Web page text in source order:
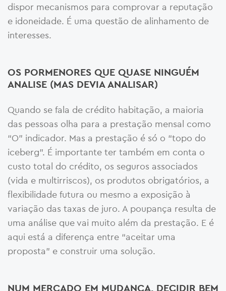
dispor mecanismos para comprovar a reputação
e idoneidade. É uma questão de alinhamento de
interesses.
OS PORMENORES QUE QUASE NINGUÉM
ANALISE (MAS DEVIA ANALISAR)
Quando se fala de crédito habitação, a maioria
das pessoas olha para a prestação mensal como
“O” indicador. Mas a prestação é só o “topo do
iceberg”. É importante ter também em conta o
custo total do crédito, os seguros associados
(vida e multirriscos), os produtos obrigatórios, a
flexibilidade futura ou mesmo a exposição à
variação das taxas de juro. A poupança resulta de
uma análise que vai muito além da prestação. E é
aqui está a diferença entre “aceitar uma
proposta” e construir uma solução.
NUM MERCADO EM MUDANÇA, DECIDIR BEM